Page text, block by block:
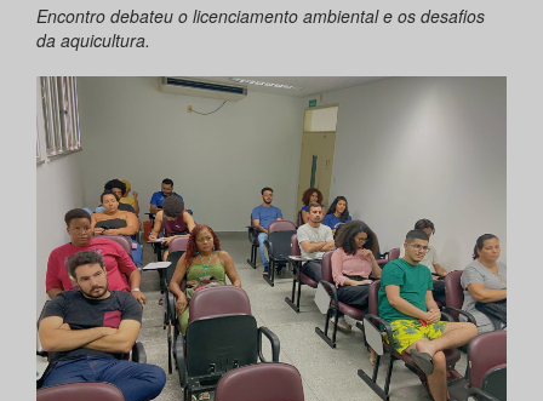
Encontro debateu o licenciamento ambiental e os desafios
da aquicultura.